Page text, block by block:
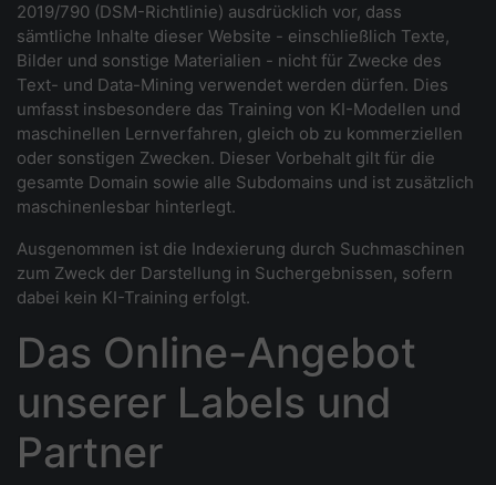
2019/790 (DSM-Richtlinie) ausdrücklich vor, dass
sämtliche Inhalte dieser Website - einschließlich Texte,
Bilder und sonstige Materialien - nicht für Zwecke des
Text- und Data-Mining verwendet werden dürfen. Dies
umfasst insbesondere das Training von KI-Modellen und
maschinellen Lernverfahren, gleich ob zu kommerziellen
oder sonstigen Zwecken. Dieser Vorbehalt gilt für die
gesamte Domain sowie alle Subdomains und ist zusätzlich
maschinenlesbar hinterlegt.
Ausgenommen ist die Indexierung durch Suchmaschinen
zum Zweck der Darstellung in Suchergebnissen, sofern
dabei kein KI-Training erfolgt.
Das Online-Angebot
unserer Labels und
Partner